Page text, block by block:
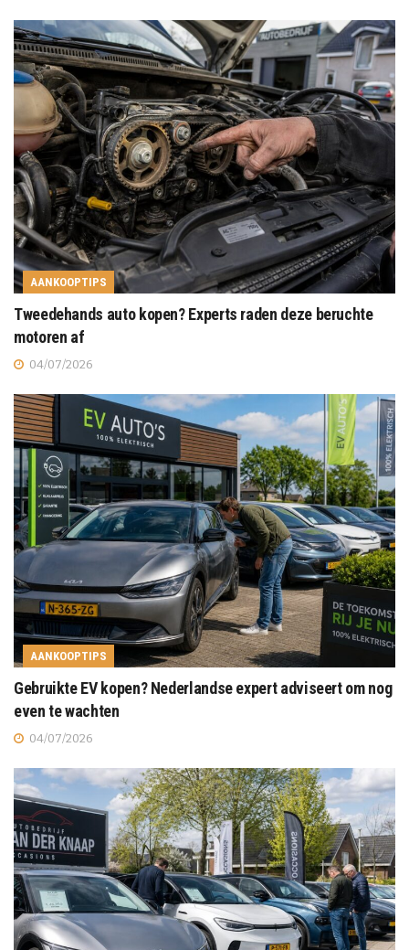
AANKOOPTIPS
Tweedehands auto kopen? Experts raden deze beruchte
motoren af
04/07/2026
AANKOOPTIPS
Gebruikte EV kopen? Nederlandse expert adviseert om nog
even te wachten
04/07/2026